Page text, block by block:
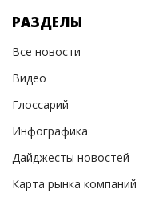
РАЗДЕЛЫ
Все новости
Видео
Глоссарий
Инфографика
Дайджесты новостей
Карта рынка компаний